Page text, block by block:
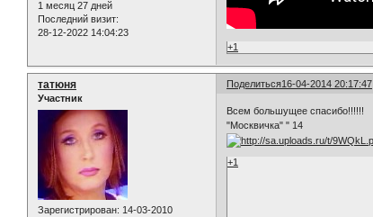
1 месяц 27 дней
Последний визит:
28-12-2022 14:04:23
+1
Поделиться16-04-2014 20:17:47
татюня
Участник
Зарегистрирован: 14-03-2010
Всем большущее спасибо!!!!!!
"Москвичка" " 14
+1